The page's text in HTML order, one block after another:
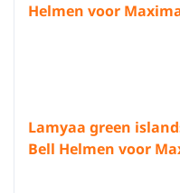
Helmen voor
Lamyaa green
Bell Helmen voor